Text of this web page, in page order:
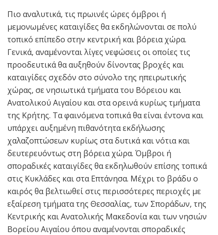
Πιο αναλυτικά, τις πρωινές ώρες όμβροι ή
μεμονωμένες καταιγίδες θα εκδηλώνονται σε πολύ
τοπικό επίπεδο στην κεντρική και βόρεια χώρα.
Γενικά, αναμένονται λίγες νεφώσεις οι οποίες τις
προοδευτικά θα αυξηθούν δίνοντας βροχές και
καταιγίδες σχεδόν στο σύνολο της ηπειρωτικής
χώρας, σε νησιωτικά τμήματα του Βόρειου και
Ανατολικού Αιγαίου και στα ορεινά κυρίως τμήματα
της Κρήτης. Τα φαινόμενα τοπικά θα είναι έντονα και
υπάρχει αυξημένη πιθανότητα εκδήλωσης
χαλαζοπτώσεων κυρίως στα δυτικά και νότια και
δευτερευόντως στη βόρεια χώρα. Όμβροι ή
σποραδικές καταιγίδες θα εκδηλωθούν επίσης τοπικά
στις Κυκλάδες και στα Επτάνησα. Μέχρι το βράδυ ο
καιρός θα βελτιωθεί στις περισσότερες περιοχές με
εξαίρεση τμήματα της Θεσσαλίας, των Σποράδων, της
Κεντρικής και Ανατολικής Μακεδονία και των νησιών
Βορείου Αιγαίου όπου αναμένονται σποραδικές